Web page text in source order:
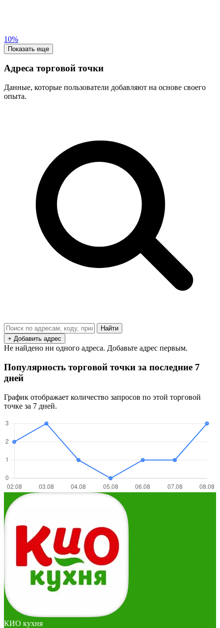
10%
Показать еще
Адреса торговой точки
Данные, которые пользователи добавляют на основе своего
опыта.
Найти
+ Добавить адрес
Не найдено ни одного адреса. Добавьте адрес первым.
Популярность торговой точки за последние 7
дней
График отображает количество запросов по этой торговой
точке за 7 дней.
КИО кухня